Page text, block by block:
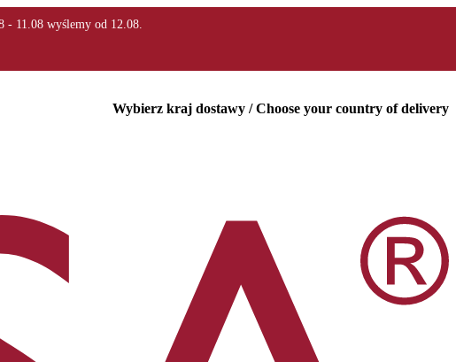
Wybierz kraj dostawy / Choose your country of delivery